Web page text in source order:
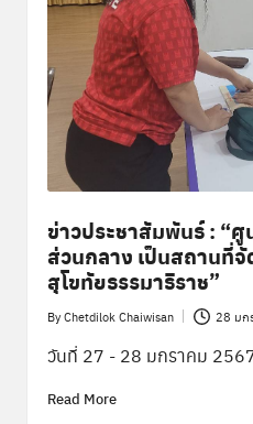
ข่าวประชาสัมพันธ์ : “
ส่วนกลาง​ เป็นสถานที่
สุโขทัยธรรมาธิราช​”
Posted
by
ByChetdilok Chaiwisan 28 มก
วันที่ 27 - 28 มกราคม
Read More